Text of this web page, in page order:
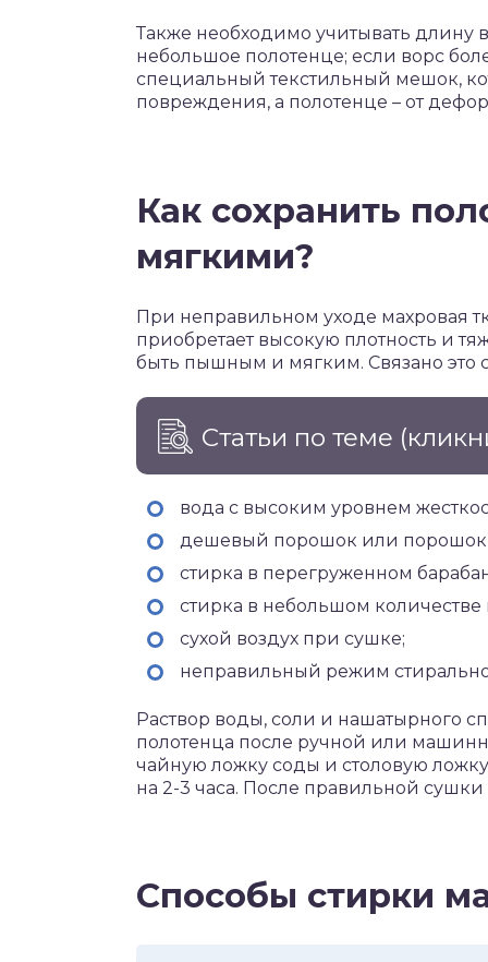
Также необходимо учитывать длину
небольшое полотенце; если ворс
специальный текстильный мешок,
повреждения, а полотенце – от
Как сохранить
мягкими?
При неправильном уходе махровая
приобретает высокую плотность и
быть пышным и мягким. Связано
Статьи по теме
вода с высоким уровнем
дешевый порошок или порошок
стирка в перегруженном
стирка в небольшом количестве
сухой воздух при сушке;
неправильный режим
Раствор воды, соли и нашатырного
полотенца после ручной или
чайную ложку соды и столовую
на 2-3 часа. После правильной
Способы стирки